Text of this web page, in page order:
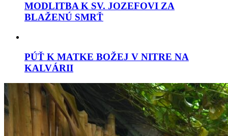
MODLITBA K SV. JOZEFOVI ZA
BLAŽENÚ SMRŤ
PÚŤ K MATKE BOŽEJ V NITRE NA
KALVÁRII